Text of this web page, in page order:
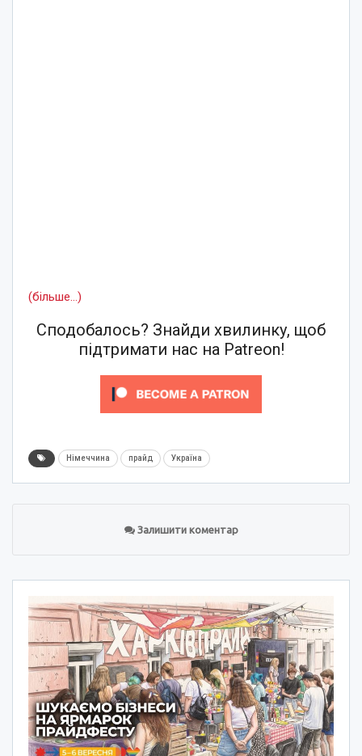
(більше…)
Сподобалось? Знайди хвилинку, щоб
підтримати нас на Patreon!
Німеччина прайд Україна
Залишити коментар